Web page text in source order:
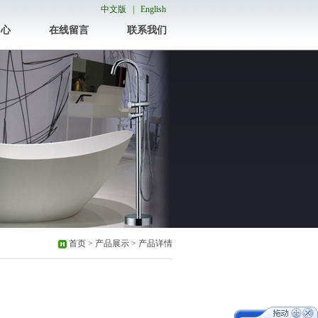
中文版 | English
在线留言 联系我们
首页 > 产品展示 > 产品详情